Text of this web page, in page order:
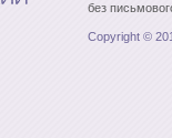
без
Copyright ©